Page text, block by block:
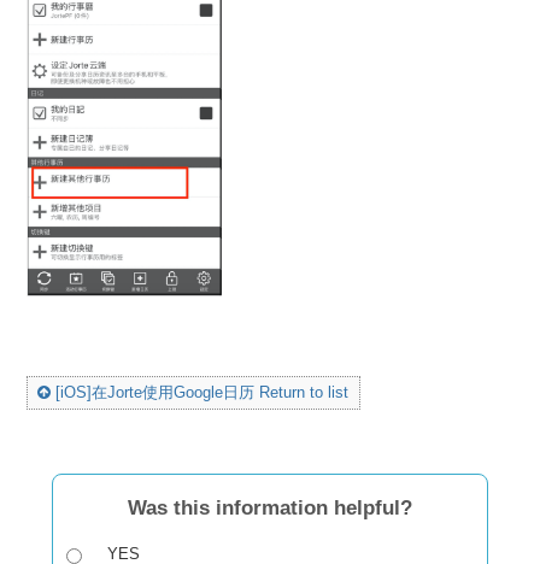
[iOS]在Jorte使用Google日历 Return to list
Was this information helpful?
YES